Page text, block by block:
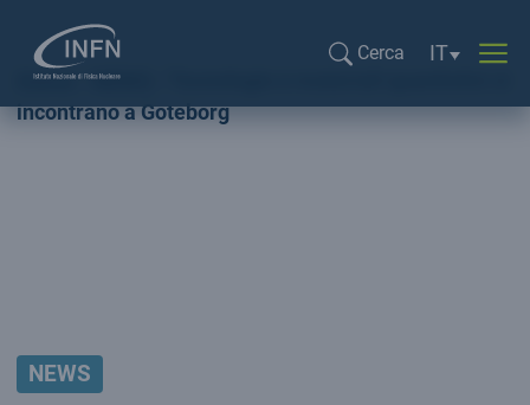
Cerca
Selezione
IT
Home
NEWS
incontrano a Goteborg
NEWS